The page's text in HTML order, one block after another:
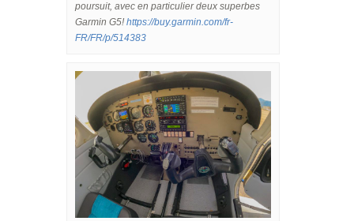
poursuit, avec en particulier deux superbes
Garmin G5! https://buy.garmin.com/fr-
FR/FR/p/514383